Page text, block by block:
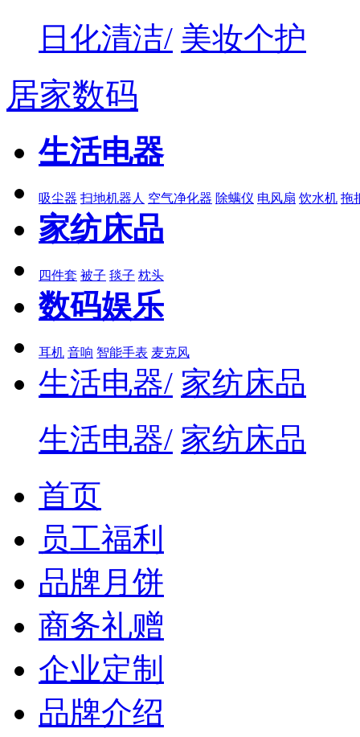
日化清洁/ 美妆个护
居家数码
生活电器
吸尘器 扫地机器人 空气净化器 除螨仪 电风扇 饮水机 拖
家纺床品
四件套 被子 毯子 枕头
数码娱乐
耳机 音响 智能手表 麦克风
生活电器/ 家纺床品
生活电器/ 家纺床品
首页
员工福利
品牌月饼
商务礼赠
企业定制
品牌介绍